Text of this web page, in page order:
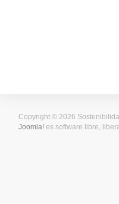
Copyright © 2026
Joomla!es software libre,